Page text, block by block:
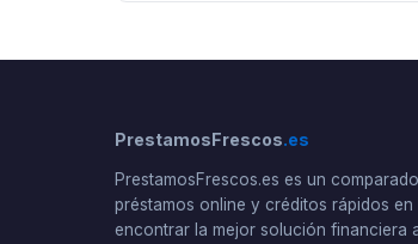
PrestamosFrescos.es
PrestamosFrescos.es es un
préstamos online y créditos rápidos en
encontrar la mejor solución financiera